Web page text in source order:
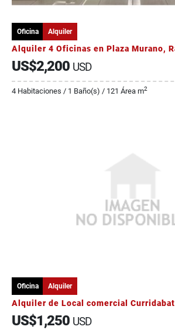
Oficina Alquiler
US$2,200 USD
4 Habitaciones / 1 Baño(s) / 121 Área m2
Oficina Alquiler
Alquiler de Local comercial Curridabat
US$1,250 USD